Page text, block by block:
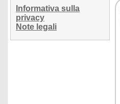
Informativa sulla
privacy
Note legali